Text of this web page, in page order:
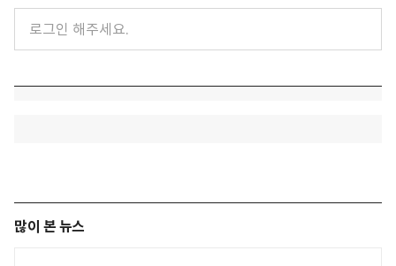
많이 본 뉴스